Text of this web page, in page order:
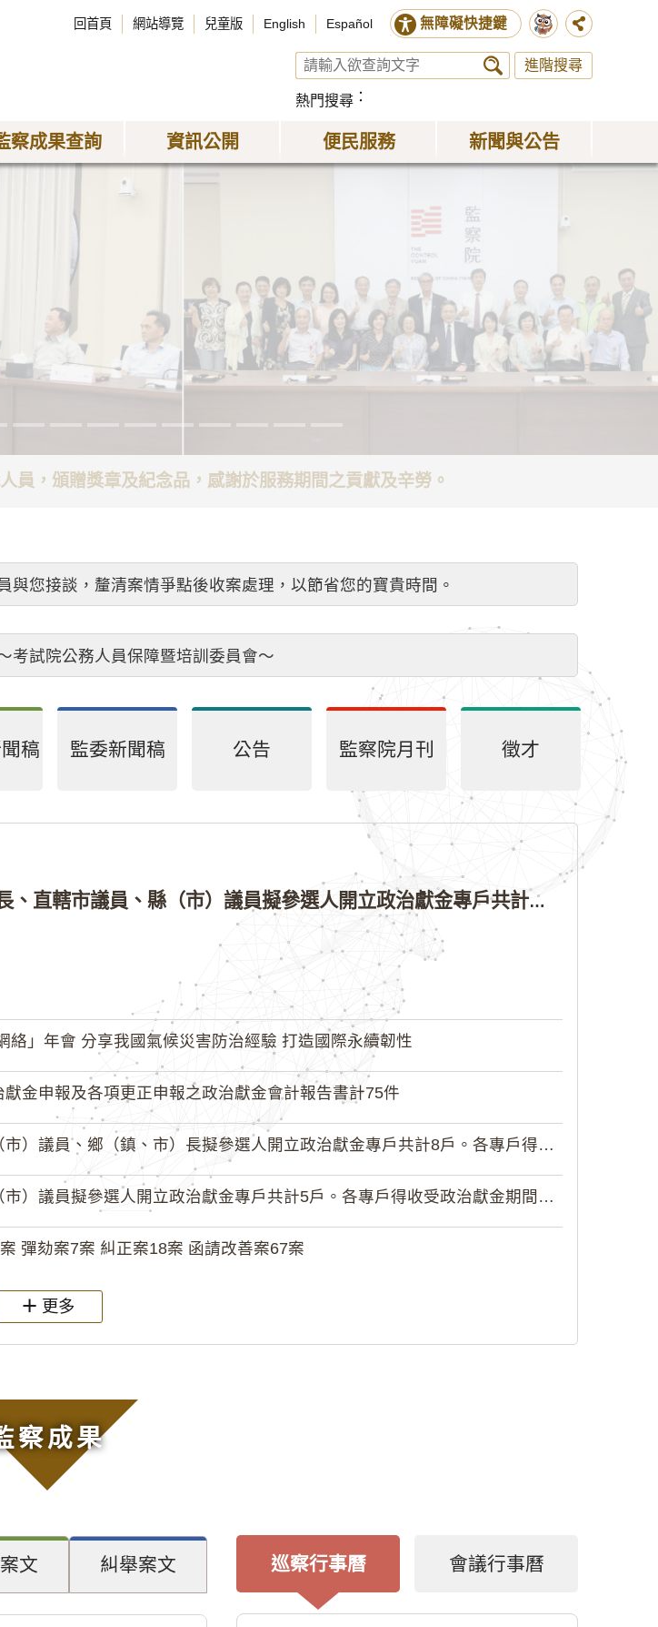
回首頁 網站導覽 兒童版 English Español 無障礙快捷鍵
進階搜尋
熱門搜尋
察成果查詢 資訊公開 便民服務 新聞與公告
員，頒贈獎章及紀念品，感謝於服務期間之貢獻及辛勞。
您接談，釐清案情爭點後收案處理，以節省您的寶貴時間。
考試院公務人員保障暨培訓委員會～
稿 監委新聞稿 公告 監察院月刊 徵才
公告本院許可115年縣（市）長、直轄市議員、縣（市）議員擬參選人開立政治獻金專戶共計4戶。各專戶得收受政治獻金期間為自專戶許可設立日起至115年11月27日止，專戶名冊詳如附件。
絡」年會 分享我國氣候災害防治經驗 打造國際永續韌性
金申報及各項更正申報之政治獻金會計報告書計75件
議員、鄉（鎮、市）長擬參選人開立政治獻金專戶共計8戶。各專戶得收受...
議員擬參選人開立政治獻金專戶共計5戶。各專戶得收受政治獻金期間為自...
彈劾案7案 糾正案18案 函請改善案67案
更多
察成果
文 糾舉案文 巡察行事曆 會議行事曆